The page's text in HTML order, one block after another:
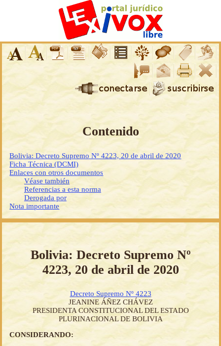
Contenido
Bolivia: Decreto Supremo Nº 4223, 20 de abril de 2020
Ficha Técnica (DCMI)
Enlaces con otros documentos
Véase también
Referencias a esta norma
Derogada por
Nota importante
Bolivia: Decreto Supremo Nº
4223, 20 de abril de 2020
Decreto Supremo Nº 4223
JEANINE ÁÑEZ CHÁVEZ
PRESIDENTA CONSTITUCIONAL DEL ESTADO
PLURINACIONAL DE BOLIVIA
CONSIDERANDO: